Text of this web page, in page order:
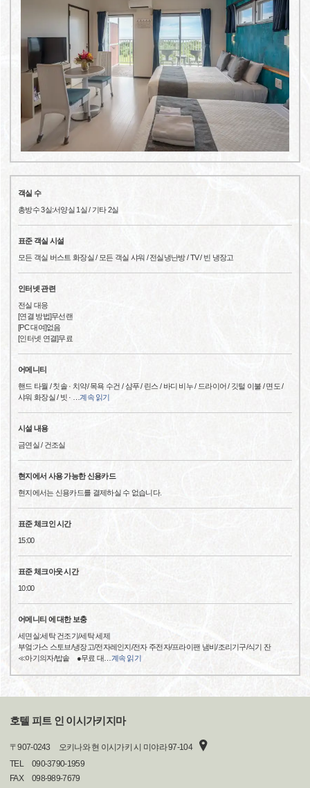
객실 수
총방수 3실:서양실 1실 / 기타 2실
표준 객실 시설
모든 객실 버스트 화장실 / 모든 객실 샤워 / 전실냉난방 / TV / 빈 냉장고
인터넷 관련
전실 대응
[연결 방법]무선랜
[PC 대여]없음
[인터넷 연결]무료
어메니티
핸드 타월 / 칫솔 · 치약/ 목욕 수건 / 샴푸 / 린스 / 바디 비누 / 드라이어 / 깃털 이불 / 면도 /
샤워 화장실 / 빗 ·
계속 읽기
시설 내용
금연실 / 건조실
현지에서 사용 가능한 신용카드
현지에서는 신용카드를 결제하실 수 없습니다.
표준 체크인 시간
15:00
표준 체크아웃 시간
10:00
어메니티 에 대한 보충
세면실:세탁 건조기/세탁 세제
부엌:가스 스토브/냉장고/전자레인지/전자 주전자/프라이팬 냄비/조리기구/식기 잔
≪아기의자/밥솥 ●무료 대
계속 읽기
호텔 피트 인 이시가키지마
〒907-0243
오키나와 현 이시가키 시 미야라 97-104
TEL
090-3790-1959
FAX
098-989-7679